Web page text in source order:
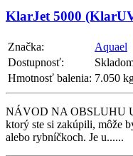
KlarJet 5000
Značka:
Aquael
Dostupnosť:
Hmotnosť balenia: 7.050
NÁVOD NA OBSLUHU
ktorý ste si zakúpili, môže
alebo rybníčkoch. Je u......